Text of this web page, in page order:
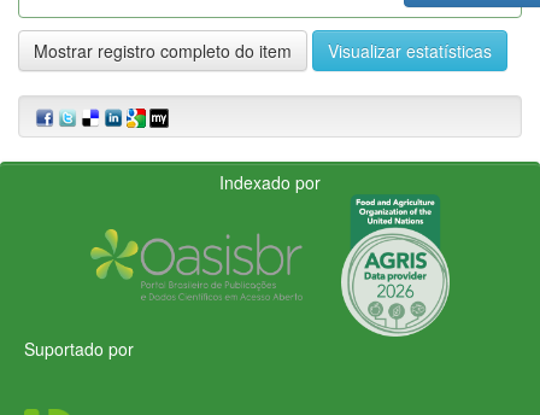
Mostrar registro completo do item Visualizar estatísticas
Indexado por
Suportado por